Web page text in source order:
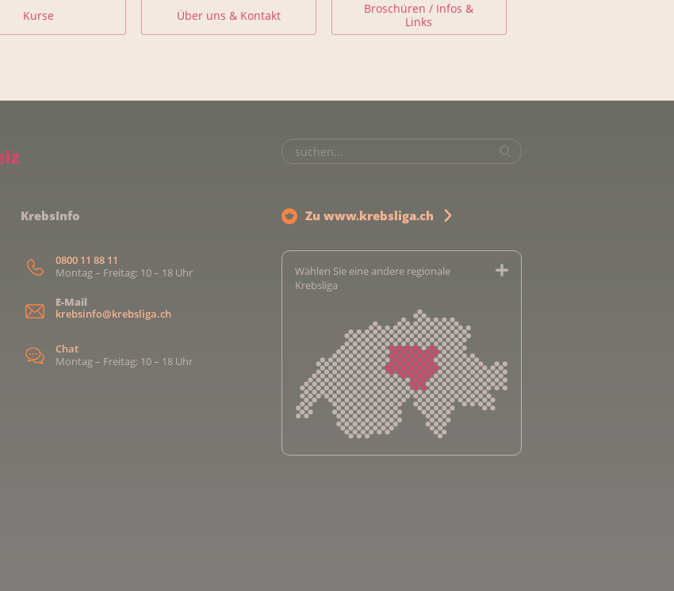
Kurse Über uns & Kontakt
Broschüren / Infos &
Links
KrebsInfo
0800 11 88 11
Montag – Freitag: 10 – 18 Uhr
E-Mail
krebsinfo@krebsliga.ch
Chat
Montag – Freitag: 10 – 18 Uhr
Zu www.krebsliga.ch
Wählen Sie eine andere regionale
Krebsliga